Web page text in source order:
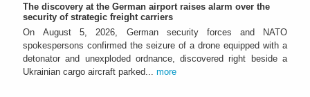
The discovery at the German airport raises alarm over the
security of strategic freight carriers
On August 5, 2026, German security forces and NATO
spokespersons confirmed the seizure of a drone equipped with a
detonator and unexploded ordnance, discovered right beside a
Ukrainian cargo aircraft parked... more